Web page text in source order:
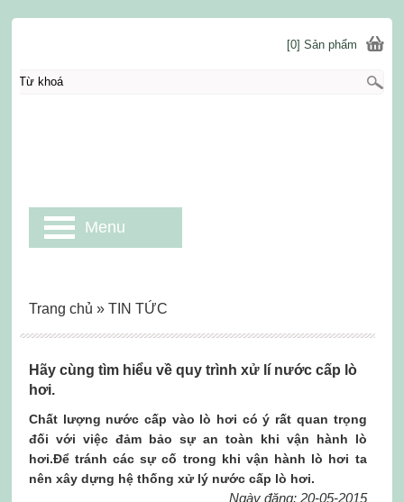
Hãy cùng tìm hiểu về quy trình xử lí nước cấp lò
hơi.
Chất lượng nước cấp vào lò hơi có ý rất quan trọng
đối với việc đảm bảo sự an toàn khi vận hành lò
hơi.Để tránh các sự cố trong khi vận hành lò hơi ta
nên xây dựng hệ thống xử lý nước cấp lò hơi.
Ngày đăng: 20-05-2015
Trang chủ » TIN TỨC
[0] Sản phẩm
Menu